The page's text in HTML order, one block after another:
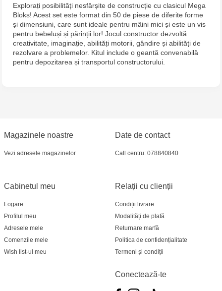
Jucarenia Buiucani Alfa
Jucărenia Bălți - str. Alexandru Cel Bun, 5
Jucărenia Cahul - str. Ștefan cel Mare, 29А
Multistore Soroca - bd. Ștefan cel Mare, 110
Jucărenia Bălți- EviMall, et2
Explorați posibilități nesfârșite de construcție cu clasicul Mega
Bloks! Acest set este format din 50 de piese de diferite forme
și dimensiuni, care sunt ideale pentru mâini mici și este un vis
pentru bebeluși și părinții lor! Jocul constructor dezvoltă
creativitate, imaginație, abilități motorii, gândire și abilități de
rezolvare a problemelor. Kitul include o geantă convenabilă
pentru depozitarea și transportul constructorului.
Magazinele noastre
Vezi adresele magazinelor
Relații cu clienții
Condiții livrare
Modalități de plată
Returnare marfă
Politica de confidențialitate
Termeni și condiții
Cabinetul meu
Logare
Profilul meu
Adresele mele
Comenzile mele
Wish list-ul meu
Date de contact
Call centru: 078840840
Conectează-te